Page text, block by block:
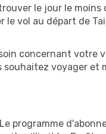
le jour le moins
vol au départ de
concernant votre
voyager et
programme